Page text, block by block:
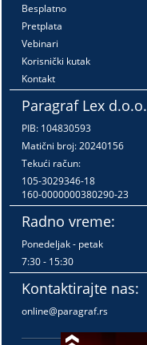
Besplatno
Pretplata
Vebinari
Korisnički kutak
Kontakt
Paragraf Lex d.o.o.
PIB: 104830593
Matični broj: 20240156
Tekući račun:
105-3029346-18
160-0000000380290-23
Radno vreme:
Ponedeljak - petak
7:30 - 15:30
Kontaktirajte nas:
online@paragraf.rs